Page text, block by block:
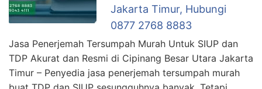
Jakarta Timur, Hubungi
0877 2768 8883
Jasa Penerjemah Tersumpah Murah Untuk SIUP dan
TDP Akurat dan Resmi di Cipinang Besar Utara Jakarta
Timur – Penyedia jasa penerjemah tersumpah murah